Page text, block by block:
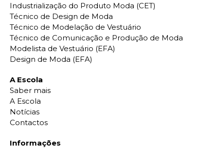
Industrialização do Produto Moda (CET)
Técnico de Design de Moda
Técnico de Modelação de Vestuário
Técnico de Comunicação e Produção de Moda
Modelista de Vestuário (EFA)
Design de Moda (EFA)
A Escola
Saber mais
A Escola
Notícias
Contactos
Informações